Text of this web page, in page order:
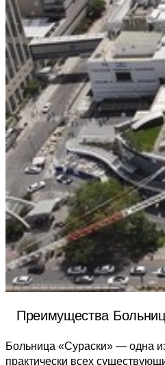
Преимущества
Больница «Сураски» — одна
практически всех